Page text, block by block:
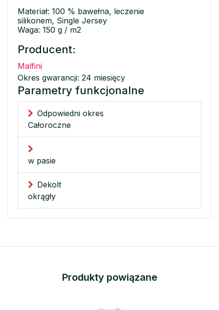
Materiał: 100 % bawełna, leczenie
silikonem, Single Jersey
Waga: 150 g / m2
Producent:
Malfini
Okres gwarancji: 24 miesięcy
Parametry funkcjonalne
Odpowiedni okres
Całoroczne
w pasie
Dekolt
okrągły
Produkty powiązane